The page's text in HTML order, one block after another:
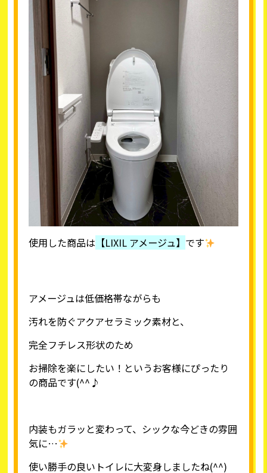
使用した商品は 【LIXIL アメージュ】 です
アメージュは低価格帯ながらも
汚れを防ぐアクアセラミック素材と、
完全フチレス形状のため
お掃除を楽にしたい！というお客様にぴったり
の商品です(^^♪
内装もガラッと変わって、シックな今どきの雰囲
気に…
使い勝手の良いトイレに大変身しましたね(^^)